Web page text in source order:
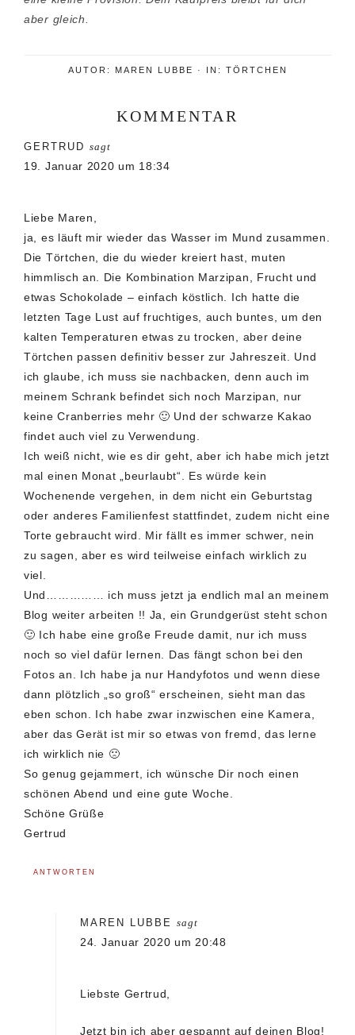
aber gleich.
AUTOR: MAREN LUBBE · IN: TÖRTCHEN
Interaktionen
KOMMENTAR
GERTRUD sagt
19. Januar 2020 um 18:34
Liebe Maren,
ja, es läuft mir wieder das Wasser im Mund zusammen.
Die Törtchen, die du wieder kreiert hast, muten
himmlisch an. Die Kombination Marzipan, Frucht und
etwas Schokolade – einfach köstlich. Ich hatte die
letzten Tage Lust auf fruchtiges, auch buntes, um den
kalten Temperaturen etwas zu trocken, aber deine
Törtchen passen definitiv besser zur Jahreszeit. Und
ich glaube, ich muss sie nachbacken, denn auch im
meinem Schrank befindet sich noch Marzipan, nur
keine Cranberries mehr 🙂 Und der schwarze Kakao
findet auch viel zu Verwendung.
Ich weiß nicht, wie es dir geht, aber ich habe mich jetzt
mal einen Monat „beurlaubt“. Es würde kein
Wochenende vergehen, in dem nicht ein Geburtstag
oder anderes Familienfest stattfindet, zudem nicht eine
Torte gebraucht wird. Mir fällt es immer schwer, nein
zu sagen, aber es wird teilweise einfach wirklich zu
viel.
Und…………… ich muss jetzt ja endlich mal an meinem
Blog weiter arbeiten !! Ja, ein Grundgerüst steht schon
🙂 Ich habe eine große Freude damit, nur ich muss
noch so viel dafür lernen. Das fängt schon bei den
Fotos an. Ich habe ja nur Handyfotos und wenn diese
dann plötzlich „so groß“ erscheinen, sieht man das
eben schon. Ich habe zwar inzwischen eine Kamera,
aber das Gerät ist mir so etwas von fremd, das lerne
ich wirklich nie 🙁
So genug gejammert, ich wünsche Dir noch einen
schönen Abend und eine gute Woche.
Schöne Grüße
Gertrud
ANTWORTEN
MAREN LUBBE sagt
24. Januar 2020 um 20:48
Liebste Gertrud,
Jetzt bin ich aber gespannt auf deinen Blog!